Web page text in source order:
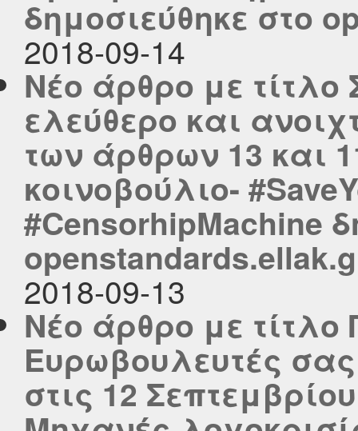
δημοσιεύθηκε στο
2018-09-14
Νέο άρθρο με τίτλο
ελεύθερο και
των άρθρων 13 και
κοινοβούλιο-
#CensorhipMachine
2018-09-13
Νέο άρθρο με τίτλο
Ευρωβουλευτές
στις 12